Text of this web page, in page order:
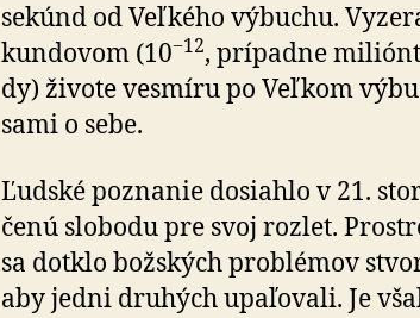
sekúnd od Veľkého výbuchu.
kun­do­vom (10−12, prípadne
dy) živote vesmíru po Veľkom
sami o sebe.
Ľudské poznanie dosiahlo v 21.
če­nú slobodu pre svoj rozlet.
sa dotklo božských problémov
aby jedni druhých upaľovali. Je